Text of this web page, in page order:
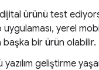
ürünü test
yerel
başka bir ürün olabilir.
yazılım geliştirme